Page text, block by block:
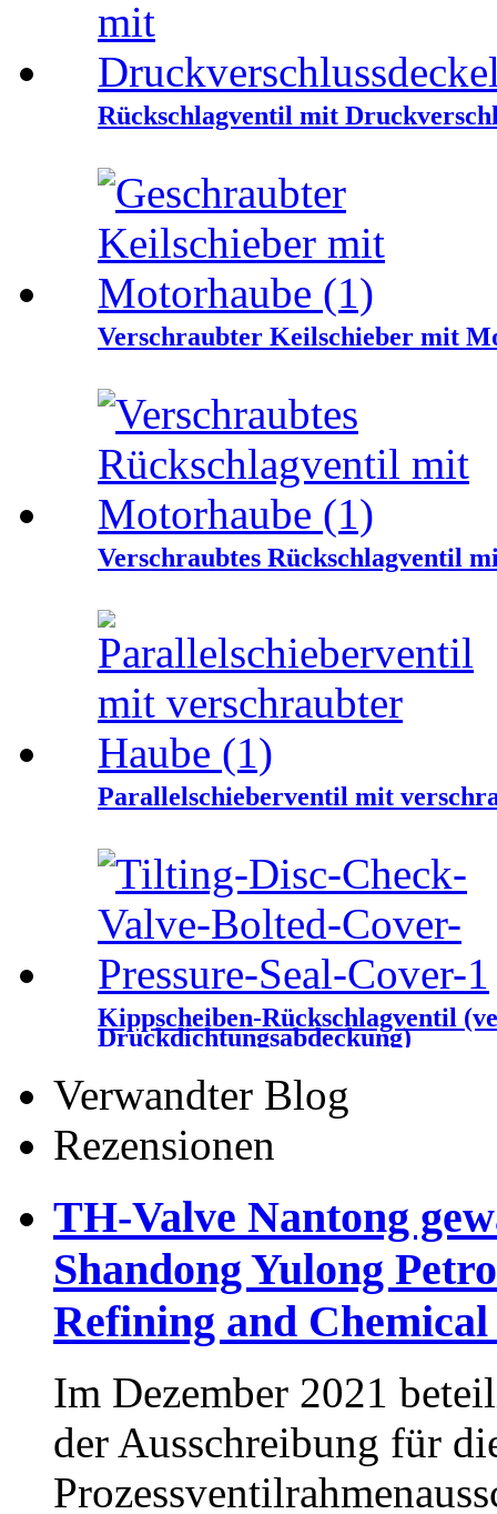
Rückschlagventil mit
Verschraubter Keilschieber mit
Verschraubtes Rückschlagventil
Parallelschieberventil mit
Kippscheiben-Rückschlagventil
Druckdichtungsabdeckung)
Verwandter Blog
Rezensionen
TH-Valve Nantong
Shandong Yulong
Refining and
Im Dezember 2021
der Ausschreibung für